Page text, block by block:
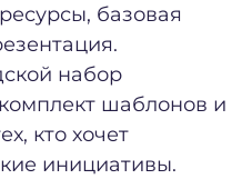
базовая
набор
шаблонов и
кто хочет
инициативы.